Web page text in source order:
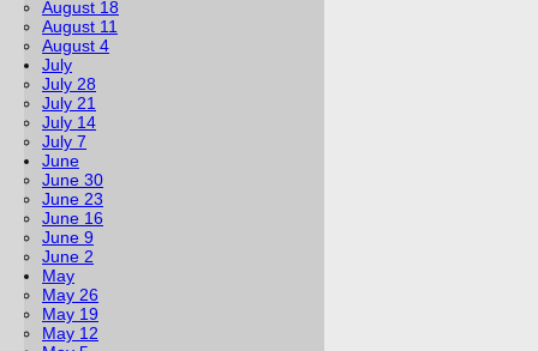
August 18
August 11
August 4
July
July 28
July 21
July 14
July 7
June
June 30
June 23
June 16
June 9
June 2
May
May 26
May 19
May 12